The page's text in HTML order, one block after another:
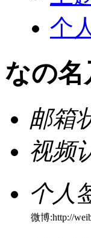
个
なの名
邮箱
视频
个人
微博:http://